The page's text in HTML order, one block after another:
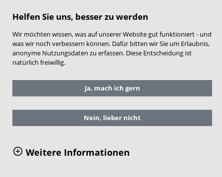
Helfen Sie uns, besser zu werden
Wir möchten wissen, was auf unserer Website gut funktioniert - und
was wir noch verbessern können. Dafür bitten wir Sie um Erlaubnis,
anonyme Nutzungsdaten zu erfassen. Diese Entscheidung ist
natürlich freiwillig.
Ja, mach ich gern
Nein, lieber nicht
Weitere Informationen
Sie befinden sich hier: Service
Arbeitshilfen für die Praxis
Inhalte und Aufbau
Bindung
Mit Liebe für mein Baby